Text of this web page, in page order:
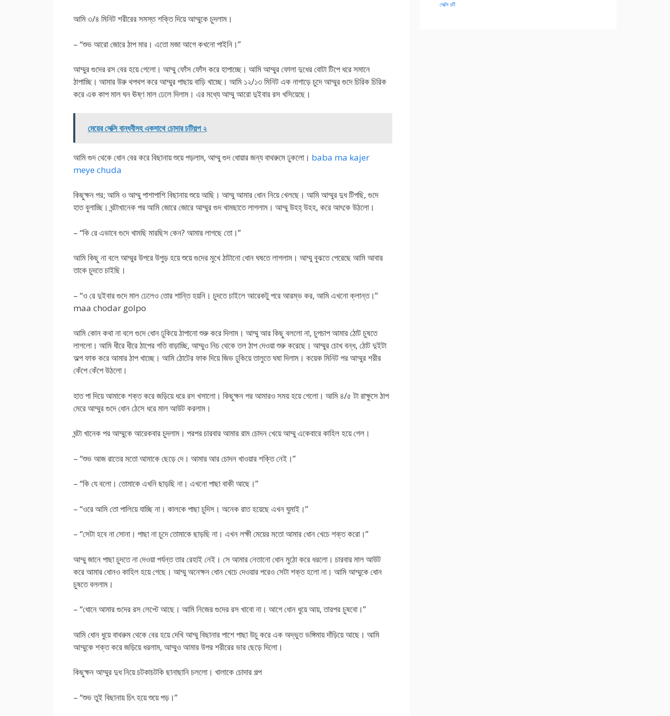
আমি ৩/৪ মিনিট শরীরের সমস্ত শক্তি দিয়ে আম্মুকে চুদলাম।
– “শুভ আরো জোরে ঠাপ মার। এতো মজা আগে কখনো পাইনি।”
আম্মুর গুদের রস বের হয়ে গেলো। আম্মু ফোঁস ফোঁস করে হাপাচ্ছে। আমি আম্মুর ফোলা দুধের বোটা টিপে ধরে সমানে
ঠাপাচ্ছি। আমার উরু থপথপ করে আম্মুর পাছায় বাড়ি খাচ্ছে। আমি ১২/১৩ মিনিট এক নাগাড়ে চুদে আম্মুর গুদে চিরিক চিরিক
করে এক কাপ মাল ঘন ঊষ্ণ মাল ঢেলে দিলাম। এর মধ্যে আম্মু আরো দুইবার রস খসিয়েছে।
মেয়ের সেক্সি বান্ধবীসহ একসাথে চোদার চটিগল্প ২
আমি গুদ থেকে ধোন বের করে বিছানায় শুয়ে পড়লাম, আম্মু গুদ ধোয়ার জন্য বাথরুমে ঢুকলো। baba ma kajer
meye chuda
কিছুক্ষন পর; আমি ও আম্মু পাশাপাশি বিছানায় শুয়ে আছি। আম্মু আমার ধোন নিয়ে খেলছে। আমি আম্মুর দুধ টিপছি, গুদে
হাত বুলাচ্ছি। ঘন্টাখানেক পর আমি জোরে জোরে আম্মুর গুদ খামছাতে লাগলাম। আম্মু উহহ্ উহহ, করে আৎকে উঠলো।
– “কি রে এভাবে গুদে খামছি মারছিস কেন? আমার লাগছে তো।”
আমি কিছু না বলে আম্মুর উপরে উপুড় হয়ে শুয়ে গুদের মুখে ঠাটানো ধোন ঘষতে লাগলাম। আম্মু বুঝতে পেরেছে আমি আবার
তাকে চুদতে চাইছি।
– “ও রে দুইবার গুদে মাল ঢেলেও তোর শান্তি হয়নি। চুদতে চাইলে আরেকটু পরে আরম্ভ কর, আমি এখনো ক্লান্ত।”
maa chodar golpo
আমি কোন কথা না বলে গুদে ধোন ঢুকিয়ে ঠাপানো শুরু করে দিলাম। আম্মু আর কিছু বললো না, চুপচাপ আমার ঠোট চুষতে
লাগলো। আমি ধীরে ধীরে ঠাপের গতি বাড়াচ্ছি, আম্মুও নিচ থেকে তল ঠাপ দেওয়া শুরু করেছে। আম্মুর চোখ বন্ধ, ঠোট দুইটা
অল্প ফাক করে আমার ঠাপ খাচ্ছে। আমি ঠোটের ফাক দিয়ে জিভ ঢুকিয়ে তালুতে ঘষা দিলাম। কয়েক মিনিট পর আম্মুর শরীর
কেঁপে কেঁপে উঠলো।
হাত পা দিয়ে আমাকে শক্ত করে জড়িয়ে ধরে রস খসালো। কিছুক্ষন পর আমারও সময় হয়ে গেলো। আমি ৪/৫ টা রাক্ষুসে ঠাপ
মেরে আম্মুর গুদে ধোন ঠেসে ধরে মাল আউট করলাম।
ঘন্টা খানেক পর আম্মুকে আরেকবার চুদলাম। পরপর চারবার আমার রাম চোদন খেয়ে আম্মু একেবারে কাহিল হয়ে গেল।
– “শুভ আজ রাতের মতো আমাকে ছেড়ে দে। আমার আর চোদন খাওয়ার শক্তি নেই।”
– “কি যে বলো। তোমাকে এখনি ছাড়ছি না। এখনো পাছা বাকী আছে।”
– “ওরে আমি তো পালিয়ে যাচ্ছি না। কালকে পাছা চুদিস। অনেক রাত হয়েছে এখন ঘুমাই।”
– “সেটা হবে না সোনা। পাছা না চুদে তোমাকে ছাড়ছি না। এখন লক্ষী মেয়ের মতো আমার ধোন খেচে শক্ত করো।”
আম্মু জানে পাছা চুদতে না দেওয়া পর্যন্ত তার রেহাই নেই। সে আমার নেতানো ধোন মুঠো করে ধরলো। চারবার মাল আউট
করে আমার ধোনও কাহিল হয়ে গেছে। আম্মু অনেক্ষন ধোন খেচে দেওয়ার পরেও সেটা শক্ত হলো না। আমি আম্মুকে ধোন
চুষতে বললাম।
– “ধোনে আমার গুদের রস লেপ্টে আছে। আমি নিজের গুদের রস খাবো না। আগে ধোন ধুয়ে আয়, তারপর চুষবো।”
আমি ধোন ধুয়ে বাথরুম থেকে বের হয়ে দেখি আম্মু বিছানার পাশে পাছা উচু করে এক অদ্ভুত ভঙ্গিমায় দাঁড়িয়ে আছে। আমি
আম্মুকে শক্ত করে জড়িয়ে ধরলাম, আম্মুও আমার উপর শরীরের ভার ছেড়ে দিলো।
কিছুক্ষন আম্মুর দুধ নিয়ে চটকাচটকি ছানাছানি চললো। খালাকে চোদার গল্প
– “শুভ তুই বিছানায় চিৎ হয়ে শুয়ে পড়।”
সেক্সি চটি